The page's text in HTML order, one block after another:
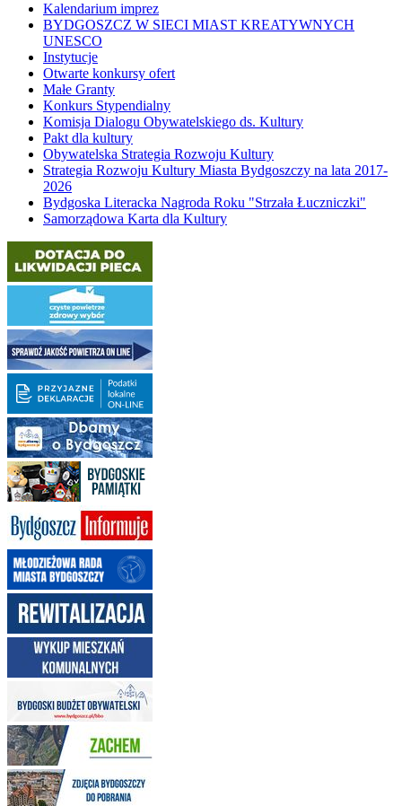
Kalendarium imprez
BYDGOSZCZ W SIECI MIAST KREATYWNYCH
UNESCO
Instytucje
Otwarte konkursy ofert
Małe Granty
Konkurs Stypendialny
Komisja Dialogu Obywatelskiego ds. Kultury
Pakt dla kultury
Obywatelska Strategia Rozwoju Kultury
Strategia Rozwoju Kultury Miasta Bydgoszczy na lata 2017-
2026
Bydgoska Literacka Nagroda Roku "Strzała Łuczniczki"
Samorządowa Karta dla Kultury